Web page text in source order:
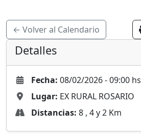
← Volver al Calendario
Detalles
Fecha: 08/02/2026 - 09:00 hs
Lugar: EX RURAL ROSARIO
Distancias: 8 , 4 y 2 Km